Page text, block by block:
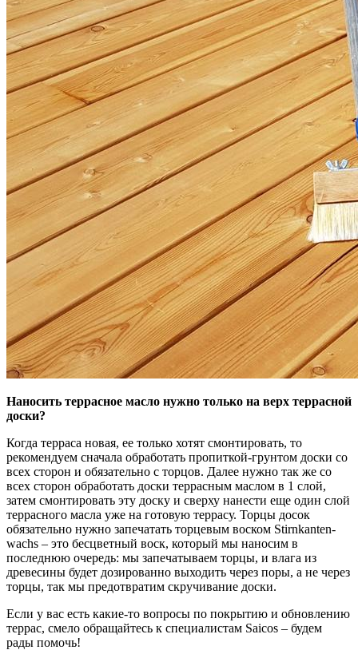
Наносить террасное масло нужно только на верх террасной
доски?
Когда терраса новая, ее только хотят смонтировать, то
рекомендуем сначала обработать пропиткой-грунтом доски со
всех сторон и обязательно с торцов. Далее нужно так же со
всех сторон обработать доски террасным маслом в 1 слой,
затем смонтировать эту доску и сверху нанести еще один слой
террасного масла уже на готовую террасу. Торцы досок
обязательно нужно запечатать торцевым воском Stirnkanten-
wachs – это бесцветный воск, который мы наносим в
последнюю очередь: мы запечатываем торцы, и влага из
древесины будет дозированно выходить через поры, а не через
торцы, так мы предотвратим скручивание доски.
Если у вас есть какие-то вопросы по покрытию и обновлению
террас, смело обращайтесь к специалистам Saicos – будем
рады помочь!